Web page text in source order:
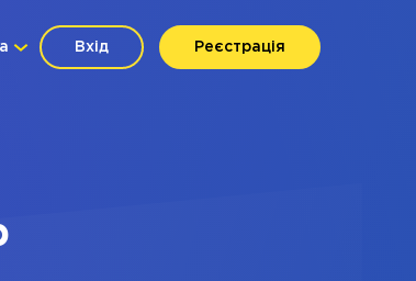
Вхід Реєстрація